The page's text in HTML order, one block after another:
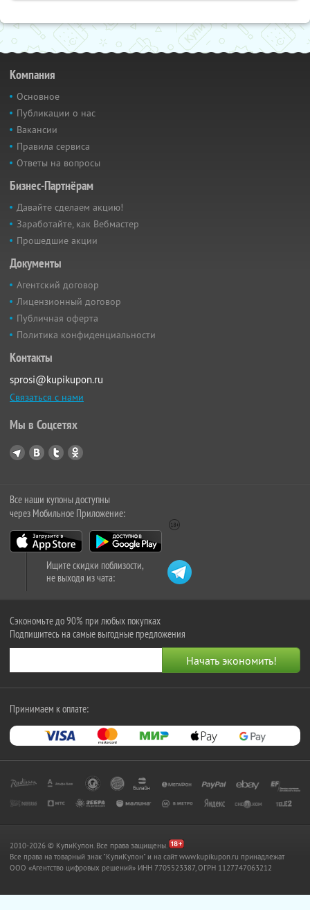
Компания
Основное
Публикации о нас
Вакансии
Правила сервиса
Ответы на вопросы
Бизнес-Партнёрам
Давайте сделаем акцию!
Заработайте, как Вебмастер
Прошедшие акции
Документы
Агентский договор
Лицензионный договор
Публичная оферта
Политика конфиденциальности
Контакты
sprosi@kupikupon.ru
Связаться с нами
Мы в Соцсетях
Все наши купоны доступны
через Мобильное Приложение:
Ищите скидки поблизости,
не выходя из чата:
Сэкономьте до 90% при любых покупках
Подпишитесь на самые выгодные предложения
Принимаем к оплате:
2010-2026 © КупиКупон. Все права защищены.
Все права на товарный знак "КупиКупон" и на сайт www.kupikupon.ru принадлежат
OOO «Агентство цифровых решений» ИНН 7705523387, ОГРН 1127747063212